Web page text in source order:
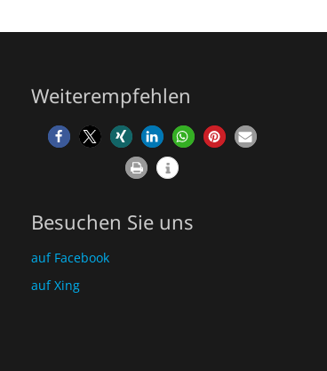
Weiterempfehlen
Besuchen Sie uns
auf Facebook
auf Xing